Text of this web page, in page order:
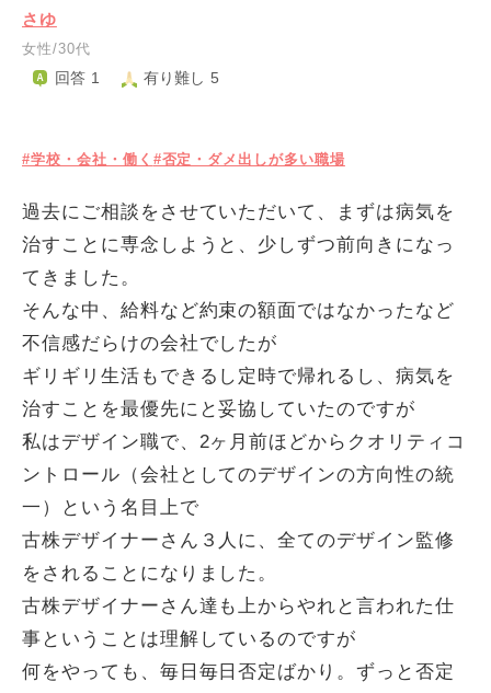
さゆ
女性/30代
回答 1 有り難し 5
#学校・会社・働く #否定・ダメ出しが多い職場
過去にご相談をさせていただいて、まずは病気を
治すことに専念しようと、少しずつ前向きになっ
てきました。
そんな中、給料など約束の額面ではなかったなど
不信感だらけの会社でしたが
ギリギリ生活もできるし定時で帰れるし、病気を
治すことを最優先にと妥協していたのですが
私はデザイン職で、2ヶ月前ほどからクオリティコ
ントロール（会社としてのデザインの方向性の統
一）という名目上で
古株デザイナーさん３人に、全てのデザイン監修
をされることになりました。
古株デザイナーさん達も上からやれと言われた仕
事ということは理解しているのですが
何をやっても、毎日毎日否定ばかり。ずっと否定